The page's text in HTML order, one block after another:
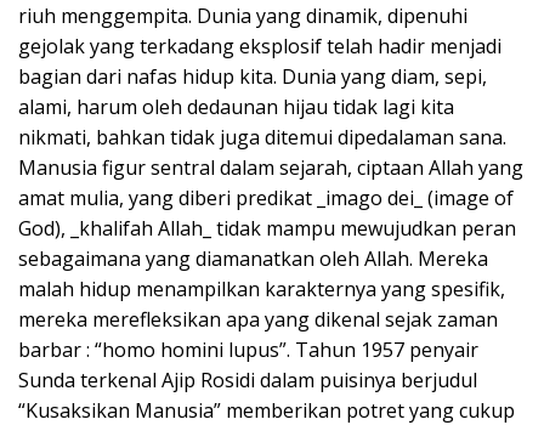
riuh menggempita. Dunia yang dinamik, dipenuhi
gejolak yang terkadang eksplosif telah hadir menjadi
bagian dari nafas hidup kita. Dunia yang diam, sepi,
alami, harum oleh dedaunan hijau tidak lagi kita
nikmati, bahkan tidak juga ditemui dipedalaman sana.
Manusia figur sentral dalam sejarah, ciptaan Allah yang
amat mulia, yang diberi predikat _imago dei_ (image of
God), _khalifah Allah_ tidak mampu mewujudkan peran
sebagaimana yang diamanatkan oleh Allah. Mereka
malah hidup menampilkan karakternya yang spesifik,
mereka merefleksikan apa yang dikenal sejak zaman
barbar : “homo homini lupus”. Tahun 1957 penyair
Sunda terkenal Ajip Rosidi dalam puisinya berjudul
“Kusaksikan Manusia” memberikan potret yang cukup